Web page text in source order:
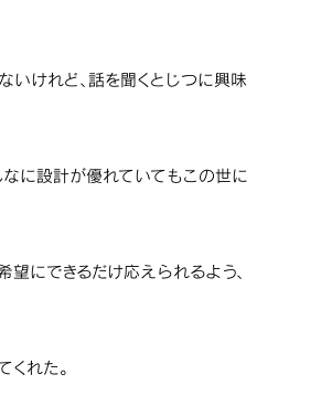
けれど、話を聞くとじつに興味
なに設計が優れていてもこの世に
望にできるだけ応えられるよう、
れた。